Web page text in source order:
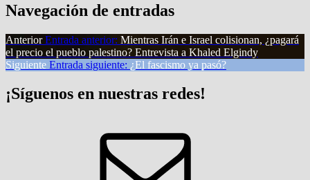
Navegación de entradas
Anterior Entrada anterior: Mientras Irán e Israel colisionan, ¿pagará
el precio el pueblo palestino? Entrevista a Khaled Elgindy
Siguiente Entrada siguiente: ¿El fascismo ya pasó?
¡Síguenos en nuestras redes!